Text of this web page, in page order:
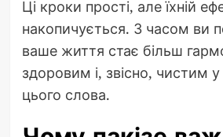
Ці кроки прості, але їхній
накопичується. З часом ви
ваше життя стає більш
здоровим і, звісно, чистим у
цього слова.